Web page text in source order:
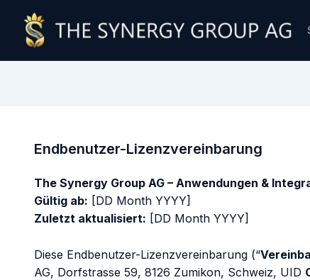
Endbenutzer-Lizenzvereinbarung
The Synergy Group AG – Anwendungen &
Gültig ab: [DD Month YYYY]
Zuletzt aktualisiert: [DD Month YYYY]
Diese Endbenutzer-Lizenzvereinbarung (“
AG, Dorfstrasse 59, 8126 Zumikon, Schweiz, UID